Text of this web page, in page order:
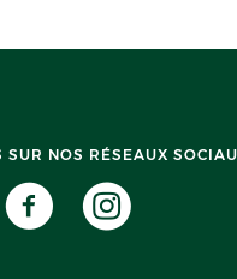
SUR NOS RÉSEAUX